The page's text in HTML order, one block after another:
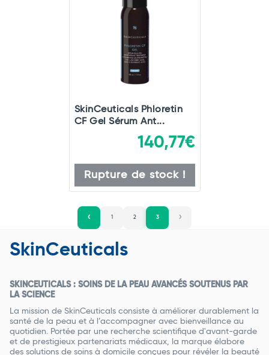
SkinCeuticals Phloretin
CF Gel Sérum Ant...
140,77€
Rupture de stock !
1 2 3
SkinCeuticals
SKINCEUTICALS : SOINS DE LA PEAU AVANCÉS SOUTENUS PAR
LA SCIENCE
La mission de SkinCeuticals consiste à améliorer durablement la
santé de la peau et à l’accompagner avec bienveillance au
quotidien. Portée par une recherche scientifique d'avant-garde
et de prestigieux partenariats médicaux, la marque élabore
des solutions de soins à domicile conçues pour révéler la beauté